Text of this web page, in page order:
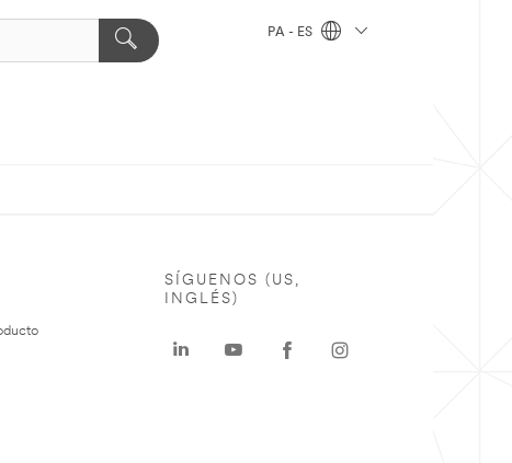
PA - ES
SÍGUENOS (US,
INGLÉS)